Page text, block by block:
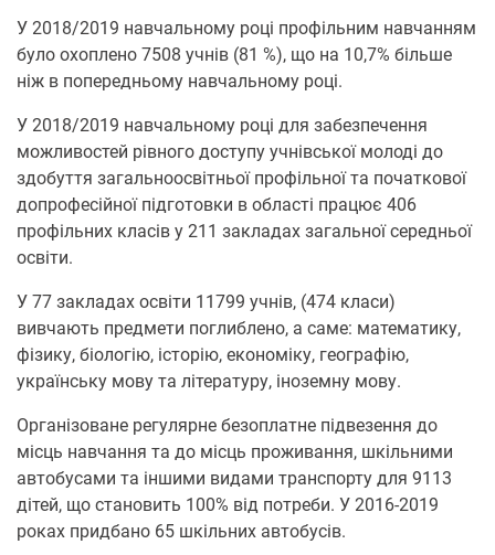
У 2018/2019 навчальному році профільним навчанням
було охоплено 7508 учнів (81 %), що на 10,7% більше
ніж в попередньому навчальному році.
У 2018/2019 навчальному році для забезпечення
можливостей рівного доступу учнівської молоді до
здобуття загальноосвітньої профільної та початкової
допрофесійної підготовки в області працює 406
профільних класів у 211 закладах загальної середньої
освіти.
У 77 закладах освіти 11799 учнів, (474 класи)
вивчають предмети поглиблено, а саме: математику,
фізику, біологію, історію, економіку, географію,
українську мову та літературу, іноземну мову.
Організоване регулярне безоплатне підвезення до
місць навчання та до місць проживання, шкільними
автобусами та іншими видами транспорту для 9113
дітей, що становить 100% від потреби. У 2016-2019
роках придбано 65 шкільних автобусів.